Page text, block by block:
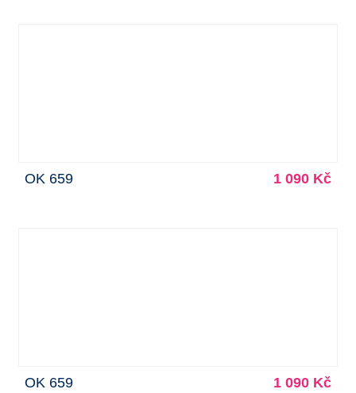
OK 659 1 090 Kč
OK 659 1 090 Kč